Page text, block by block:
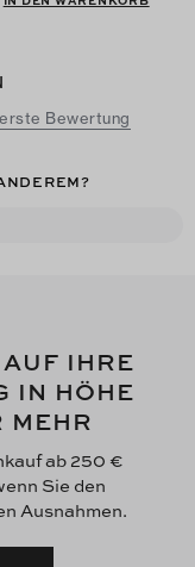
Bewertung
IHRE
IN HÖHE
MEHR
ab 250 €
Sie den
Ausnahmen.